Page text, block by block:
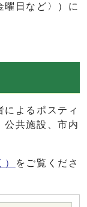
曜日など〉）に
によるポスティ
公共施設、市内
をご覧くださ